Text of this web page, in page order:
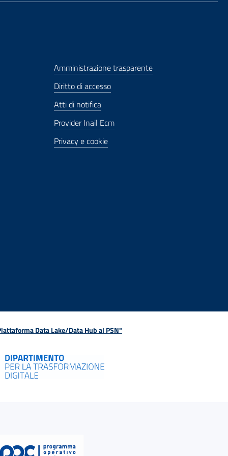
Amministrazione trasparente
Diritto di accesso
Atti di notifica
Provider Inail Ecm
Privacy e cookie
Data Lake/Data Hub al PSN"